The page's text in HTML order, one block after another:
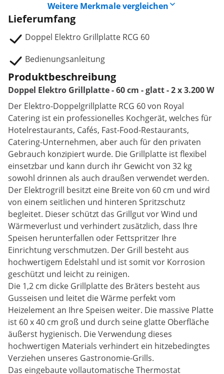
Weitere Merkmale vergleichen
Lieferumfang
Doppel Elektro Grillplatte RCG 60
Bedienungsanleitung
Produktbeschreibung
Doppel Elektro Grillplatte - 60 cm - glatt - 2 x 3.200 W
Der Elektro-Doppelgrillplatte RCG 60 von Royal
Catering ist ein professionelles Kochgerät, welches für
Hotelrestaurants, Cafés, Fast-Food-Restaurants,
Catering-Unternehmen, aber auch für den privaten
Gebrauch konzipiert wurde. Die Grillplatte ist flexibel
einsetzbar und kann durch ihr Gewicht von 32 kg
sowohl drinnen als auch draußen verwendet werden.
Der Elektrogrill besitzt eine Breite von 60 cm und wird
von einem seitlichen und hinteren Spritzschutz
begleitet. Dieser schützt das Grillgut vor Wind und
Wärmeverlust und verhindert zusätzlich, dass Ihre
Speisen herunterfallen oder Fettspritzer Ihre
Einrichtung verschmutzen. Der Grill besteht aus
hochwertigem Edelstahl und ist somit vor Korrosion
geschützt und leicht zu reinigen.
Die 1,2 cm dicke Grillplatte des Bräters besteht aus
Gusseisen und leitet die Wärme perfekt vom
Heizelement an Ihre Speisen weiter. Die massive Platte
ist 60 x 40 cm groß und durch seine glatte Oberfläche
äußerst hygienisch. Die Verwendung dieses
hochwertigen Materials verhindert ein hitzebedingtes
Verziehen unseres Gastronomie-Grills.
Das eingebaute vollautomatische Thermostat